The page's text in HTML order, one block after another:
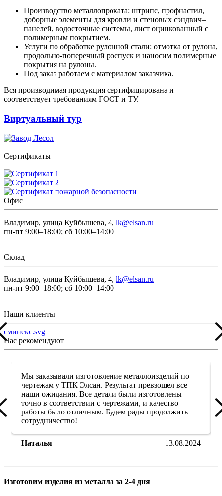
Производство металлопроката: штрипс, профнастил,
доборные элементы для кровли и стеновых сэндвич–
панелей, водосточные системы, лист оцинкованный с
полимерным покрытием.
Услуги по обработке рулонной стали: отмотка от рулона,
продольно-поперечный роспуск и наносим полимерные
покрытия на рулоны.
Под заказ работаем с материалом заказчика.
Вся производимая продукция сертифицирована и
соответствует требованиям ГОСТ и ТУ.
Виртуальный тур
Сертификаты
Офис
Владимир, улица Куйбышева, 4, lk@elsan.ru
пн-пт 9:00–18:00; сб 10:00–14:00
Склад
Владимир, улица Куйбышева, 4, lk@elsan.ru
пн-пт 9:00–18:00; сб 10:00–14:00
Наши клиенты
сминекс.svg
Нас рекомендуют
Мы заказывали изготовление металлоизделий по
чертежам у ТПК Элсан. Результат превзошел все
наши ожидания. Все детали были изготовлены
точно в соответствии с чертежами, и качество
работы было отличным. Будем рады продолжить
сотрудничество!
Наталья 13.08.2024
Изготовим изделия из металла за 2-4 дня